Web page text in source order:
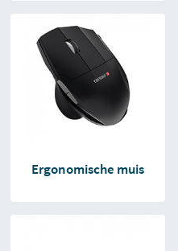
Ergonomische muis